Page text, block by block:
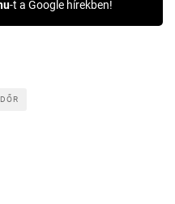
-t a Google hírekben!